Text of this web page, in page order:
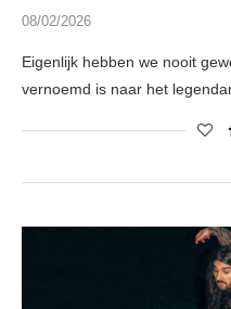
08/02/2026
Eigenlijk hebben we nooit
vernoemd is naar het